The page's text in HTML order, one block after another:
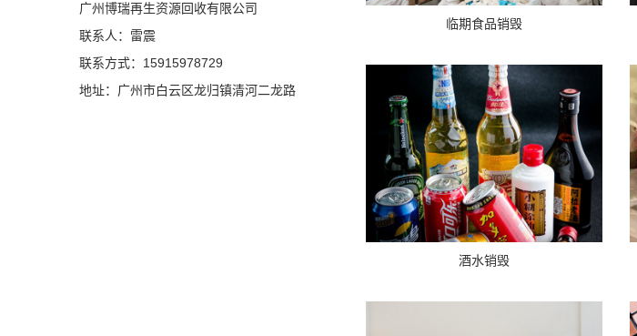
临期食品销毁
酒水销毁
广州博瑞再生资源回收有限公司
联系人：雷震
联系方式：15915978729
地址：广州市白云区龙归镇清河二龙路